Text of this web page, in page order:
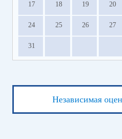
17 18 19 20
24 25 26 27
31
Независимая